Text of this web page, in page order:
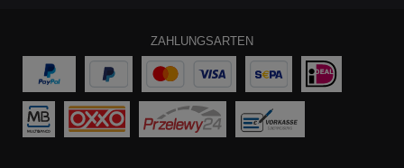
ZAHLUNGSARTEN